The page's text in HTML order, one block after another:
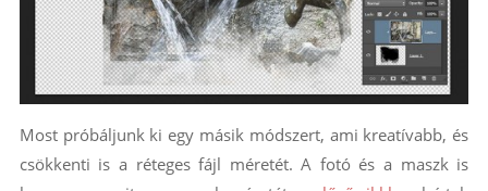
Most próbáljunk ki egy másik módszert, ami kreatívabb, és
csökkenti is a réteges fájl méretét. A fotó és a maszk is